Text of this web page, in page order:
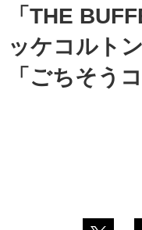
「THE
ッケコルト
「ごちそう